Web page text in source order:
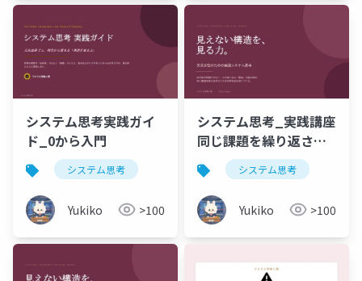
システム思考実践ガイ
ド_0から入門
システム思考
Yukiko >100
システム思考_実践講座
同じ課題を繰り返さな
いための思考法編
システム思考
Yukiko >100